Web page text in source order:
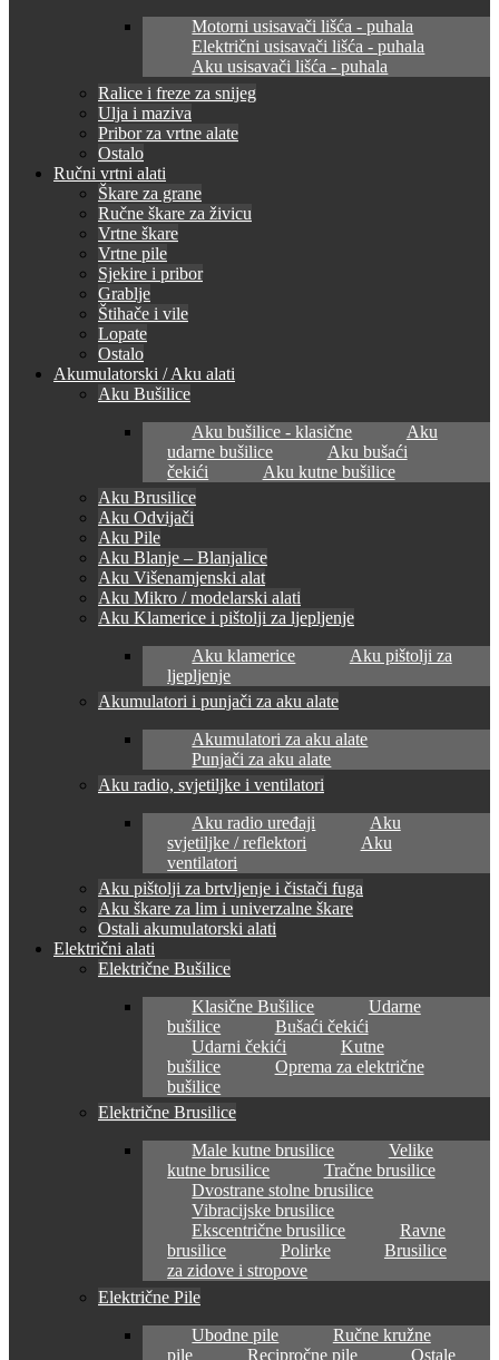
Motorni usisavači lišća - puhala
Električni usisavači lišća - puhala
Aku usisavači lišća - puhala
Ralice i freze za snijeg
Ulja i maziva
Pribor za vrtne alate
Ostalo
Ručni vrtni alati
Škare za grane
Ručne škare za živicu
Vrtne škare
Vrtne pile
Sjekire i pribor
Grablje
Štihače i vile
Lopate
Ostalo
Akumulatorski / Aku alati
Aku Bušilice
Aku bušilice - klasične
Aku
udarne bušilice
Aku bušaći
čekići
Aku kutne bušilice
Aku Brusilice
Aku Odvijači
Aku Pile
Aku Blanje – Blanjalice
Aku Višenamjenski alat
Aku Mikro / modelarski alati
Aku Klamerice i pištolji za ljepljenje
Aku klamerice
Aku pištolji za
ljepljenje
Akumulatori i punjači za aku alate
Akumulatori za aku alate
Punjači za aku alate
Aku radio, svjetiljke i ventilatori
Aku radio uređaji
Aku
svjetiljke / reflektori
Aku
ventilatori
Aku pištolji za brtvljenje i čistači fuga
Aku škare za lim i univerzalne škare
Ostali akumulatorski alati
Električni alati
Električne Bušilice
Klasične Bušilice
Udarne
bušilice
Bušaći čekići
Udarni čekići
Kutne
bušilice
Oprema za električne
bušilice
Električne Brusilice
Male kutne brusilice
Velike
kutne brusilice
Tračne brusilice
Dvostrane stolne brusilice
Vibracijske brusilice
Ekscentrične brusilice
Ravne
brusilice
Polirke
Brusilice
za zidove i stropove
Električne Pile
Ubodne pile
Ručne kružne
pile
Recipročne pile
Ostale